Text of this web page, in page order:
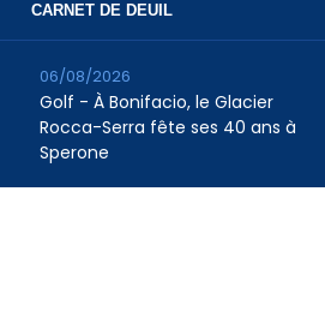
CARNET DE DEUIL
Golf - À Bonifacio, le Glacier
Rocca-Serra fête ses 40 ans à
Sperone
06/08/2026